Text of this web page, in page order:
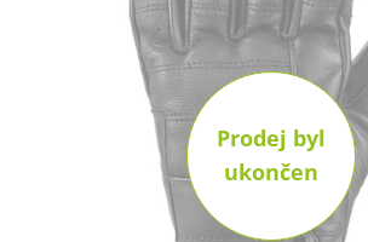
Prodej byl
ukončen